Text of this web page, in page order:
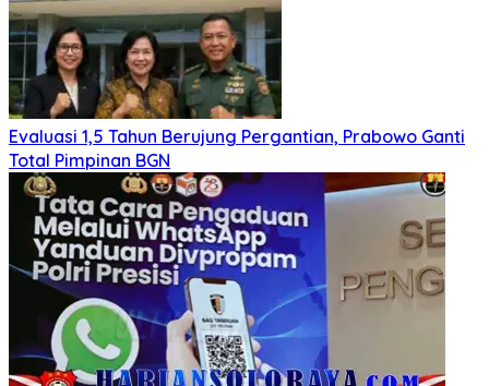
Evaluasi 1,5 Tahun Berujung Pergantian, Prabowo Ganti
Total Pimpinan BGN